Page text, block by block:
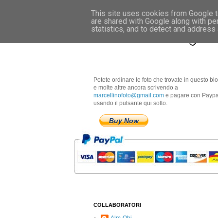
Marcellino
Potete ordinare le foto che trovate in questo
e molte altre ancora scrivendo a
marcellinofoto@gmail.com e pagare con
usando il pulsante qui sotto.
Buy Now
COLLABORATORI
This site uses cookies from Google
are shared with Google along with
statistics, and to detect and address